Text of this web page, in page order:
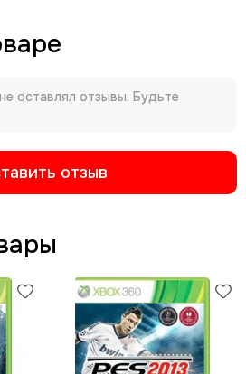
оставлял отзывы. Будьте
отзыв